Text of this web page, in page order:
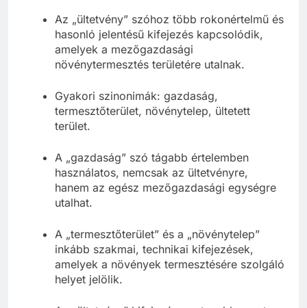
Az „ültetvény” szóhoz több rokonértelmű és
hasonló jelentésű kifejezés kapcsolódik,
amelyek a mezőgazdasági
növénytermesztés területére utalnak.
Gyakori szinonimák: gazdaság,
termesztőterület, növénytelep, ültetett
terület.
A „gazdaság” szó tágabb értelemben
használatos, nemcsak az ültetvényre,
hanem az egész mezőgazdasági egységre
utalhat.
A „termesztőterület” és a „növénytelep”
inkább szakmai, technikai kifejezések,
amelyek a növények termesztésére szolgáló
helyet jelölik.